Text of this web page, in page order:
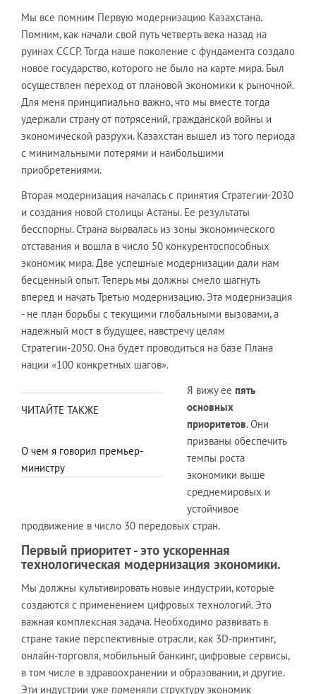
Мы все помним Первую модернизацию Казахстана.
Помним, как начали свой путь четверть века назад на
руинах СССР. Тогда наше поколение с фундамента создало
новое государство, которого не было на карте мира. Был
осуществлен переход от плановой экономики к рыночной.
Для меня принципиально важно, что мы вместе тогда
удержали страну от потрясений, гражданской войны и
экономической разрухи. Казахстан вышел из того периода
с минимальными потерями и наибольшими
приобретениями.
Вторая модернизация началась с принятия Стратегии-2030
и создания новой столицы Астаны. Ее результаты
бесспорны. Страна вырвалась из зоны экономического
отставания и вошла в число 50 конкурентоспособных
экономик мира. Две успешные модернизации дали нам
бесценный опыт. Теперь мы должны смело шагнуть
вперед и начать Третью модернизацию. Эта модернизация
- не план борьбы с текущими глобальными вызовами, а
надежный мост в будущее, навстречу целям
Стратегии-2050. Она будет проводиться на базе Плана
нации «100 конкретных шагов».
ЧИТАЙТЕ ТАКЖЕ
О чем я говорил премьер-
министру
Я вижу ее пять
основных
приоритетов. Они
призваны обеспечить
темпы роста
экономики выше
среднемировых и
устойчивое
продвижение в число 30 передовых стран.
Первый приоритет - это ускоренная
технологическая модернизация экономики.
Мы должны культивировать новые индустрии, которые
создаются с применением цифровых технологий. Это
важная комплексная задача. Необходимо развивать в
стране такие перспективные отрасли, как 3D-принтинг,
онлайн-торговля, мобильный банкинг, цифровые сервисы,
в том числе в здравоохранении и образовании, и другие.
Эти индустрии уже поменяли структуру экономик